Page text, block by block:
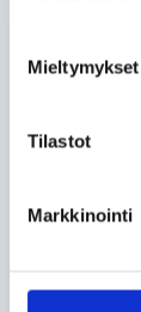
Mieltymykset
Tilastot
Markkinointi
Blogit